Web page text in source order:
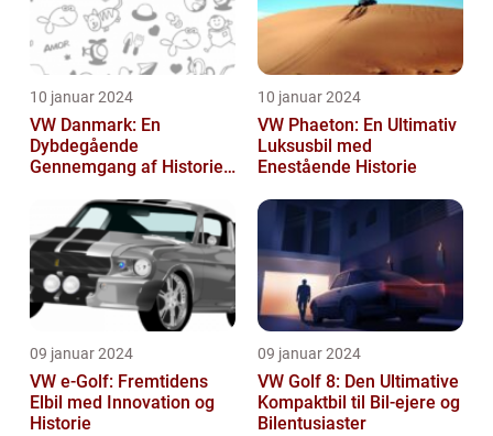
10 januar 2024
VW Danmark: En
Dybdegående
Gennemgang af Historien
10 januar 2024
VW Phaeton: En Ultimativ
Luksusbil med
Enestående Historie
09 januar 2024
VW e-Golf: Fremtidens
Elbil med Innovation og
Historie
09 januar 2024
VW Golf 8: Den Ultimative
Kompaktbil til Bil-ejere og
Bilentusiaster